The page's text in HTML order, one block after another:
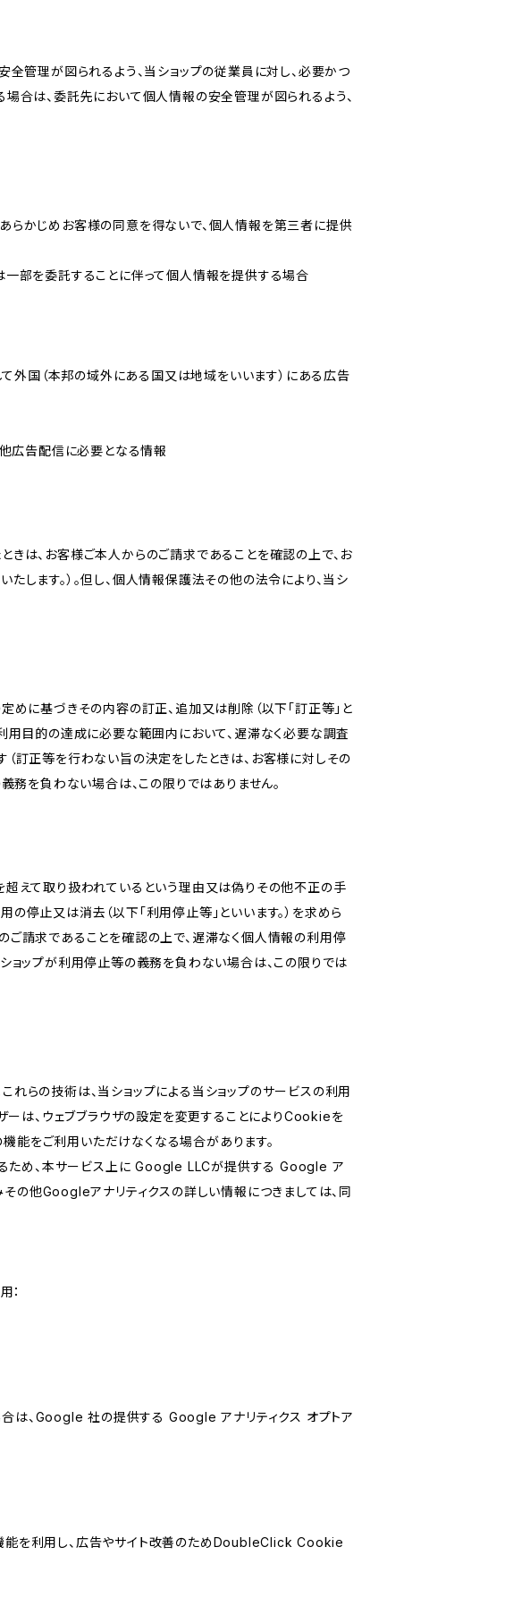
全管理が図られるよう、当ショップの従業員に対し、必要かつ
合は、委託先において個人情報の安全管理が図られるよう、
らかじめお客様の同意を得ないで、個人情報を第三者に提供
部を委託することに伴って個人情報を提供する場合
外国（本邦の域外にある国又は地域をいいます）にある広告
他広告配信に必要となる情報
は、お客様ご本人からのご請求であることを確認の上で、お
ます。）。但し、個人情報保護法その他の法令により、当シ
めに基づきその内容の訂正、追加又は削除（以下「訂正等」と
用目的の達成に必要な範囲内において、遅滞なく必要な調査
訂正等を行わない旨の決定をしたときは、お客様に対しその
務を負わない場合は、この限りではありません。
超えて取り扱われているという理由又は偽りその他不正の手
停止又は消去（以下「利用停止等」といいます。）を求めら
ご請求であることを確認の上で、遅滞なく個人情報の利用停
ョップが利用停止等の義務を負わない場合は、この限りでは
れらの技術は、当ショップによる当ショップのサービスの利用
は、ウェブブラウザの設定を変更することによりCookieを
能をご利用いただけなくなる場合があります。
るため、本サービス上に Google LLCが提供する Google ア
の他Googleアナリティクスの詳しい情報につきましては、同
：
は、Google 社の提供する Google アナリティクス オプトア
能を利用し、広告やサイト改善のためDoubleClick Cookie